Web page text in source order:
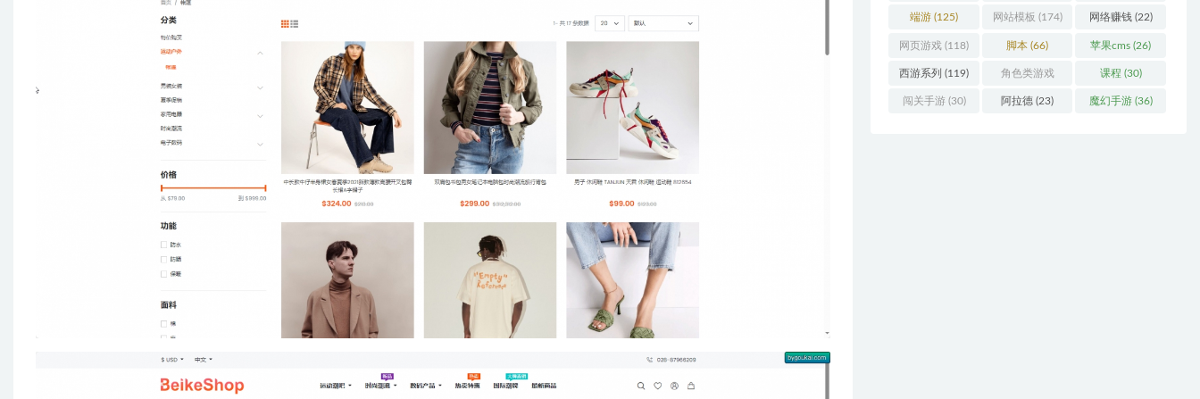
端游 (125) 网站模板 (174) 网络赚钱(22)
网页游戏 (118) 脚本 (66) 苹果cms (26)
西游系列 (119) 角色类游戏
(306)
课程 (30)
闯关手游(30) 阿拉德 (23) 魔幻手游(36)